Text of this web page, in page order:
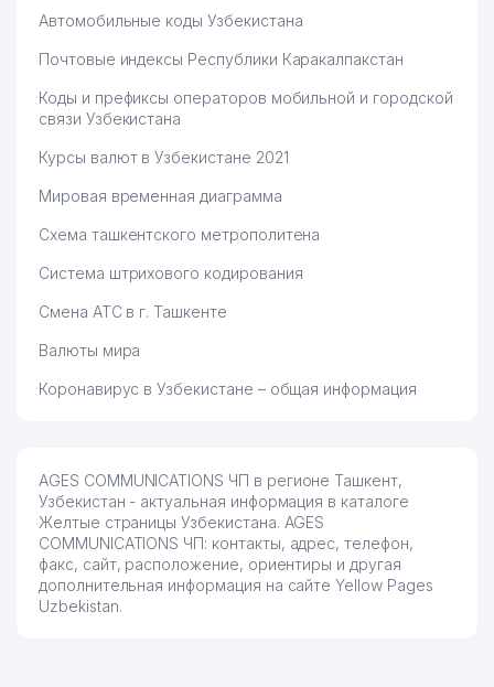
Автомобильные коды Узбекистана
Почтовые индексы Республики Каракалпакстан
Коды и префиксы операторов мобильной и городской
связи Узбекистана
Курсы валют в Узбекистане 2021
Мировая временная диаграмма
Схема ташкентского метрополитена
Система штрихового кодирования
Смена АТС в г. Ташкенте
Валюты мира
Коронавирус в Узбекистане – общая информация
AGES COMMUNICATIONS ЧП в регионе Ташкент,
Узбекистан - актуальная информация в каталоге
Желтые страницы Узбекистана. AGES
COMMUNICATIONS ЧП: контакты, адрес, телефон,
факс, сайт, расположение, ориентиры и другая
дополнительная информация на сайте Yellow Pages
Uzbekistan.